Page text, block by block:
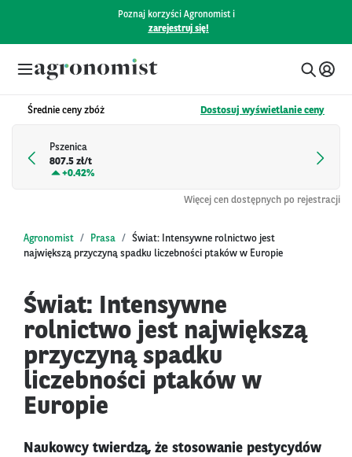
Poznaj korzyści Agronomist i
zarejestruj się!
Średnie ceny zbóż Dostosuj wyświetlanie ceny
Pszenica
807.5 zł/t
+0.42%
Więcej cen dostępnych po rejestracji
Agronomist Prasa
Świat: Intensywne rolnictwo jest
największą przyczyną spadku liczebności ptaków w Europie
Świat: Intensywne
rolnictwo jest największą
przyczyną spadku
liczebności ptaków w
Europie
Naukowcy twierdzą, że stosowanie pestycydów